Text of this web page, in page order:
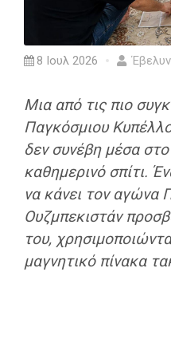
8 Ιουλ 2026
Μια από τις πιο
Παγκόσμιου
δεν συνέβη μέσα
καθημερινό σπίτι.
να κάνει τον αγώνα
Ουζμπεκιστάν
του,
μαγνητικό πίνακα